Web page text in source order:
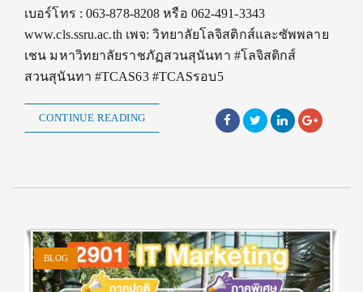
เบอร์โทร : 063-878-8208 หรือ 062-491-3343
www.cls.ssru.ac.th เพจ: วิทยาลัยโลจิสติกส์และซัพพลาย
เชน มหาวิทยาลัยราชภัฏสวนสุนันทา #โลจิสติกส์
สวนสุนันทา #TCAS63 #TCASรอบ5
CONTINUE READING
BLOG